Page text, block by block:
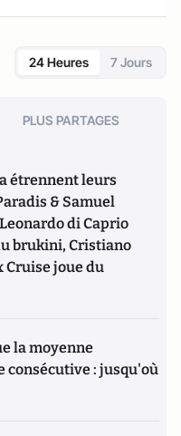
24 Heures 7 Jours
PLUS PARTAGES
étrennent leurs
& Samuel
di Caprio
brukini, Cristiano
Cruise joue du
la moyenne
consécutive : jusqu'où